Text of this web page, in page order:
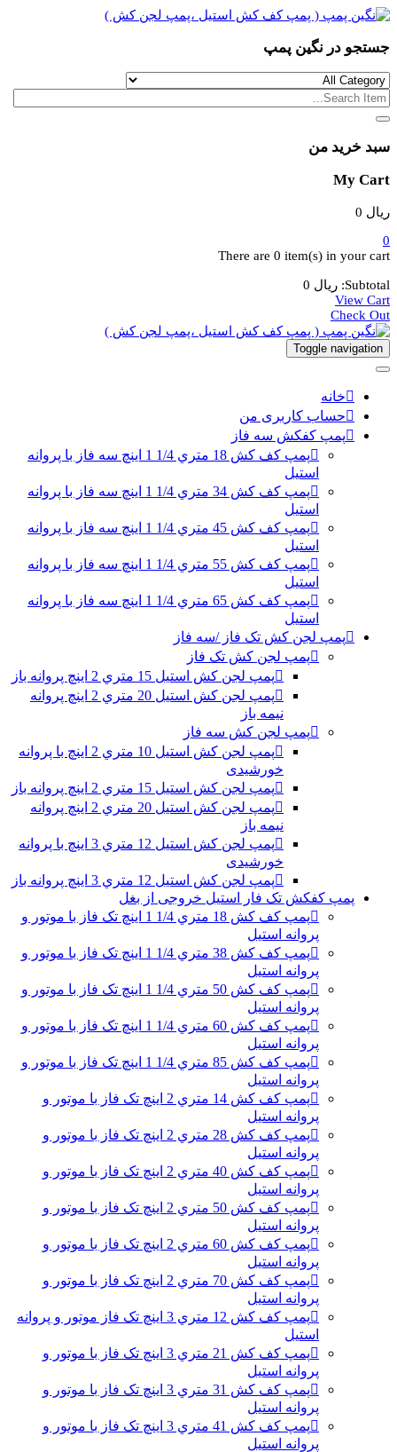
جستجو در نگین پمپ
سبد خرید من
My Cart
ریال
0
There are 0 item(s) in your cart
Subtotal: ریال
View Cart
Check Out
Toggle navigation
خانه
حساب کاربری من
پمپ کفکش سه فاز
پمپ کف کش 18 متري 1/4 1 اینچ سه فاز با پروانه
استیل
پمپ کف کش 34 متري 1/4 1 اینچ سه فاز با پروانه
استیل
پمپ کف کش 45 متري 1/4 1 اینچ سه فاز با پروانه
استیل
پمپ کف کش 55 متري 1/4 1 اینچ سه فاز با پروانه
استیل
پمپ کف کش 65 متري 1/4 1 اینچ سه فاز با پروانه
استیل
پمپ لجن کش تک فاز /سه فاز
پمپ لجن کش تک فاز
پمپ لجن کش استیل 15 متري 2 اینچ پروانه باز
پمپ لجن کش استیل 20 متري 2 اینچ پروانه
نیمه باز
پمپ لجن کش سه فاز
پمپ لجن کش استیل 10 متري 2 اینچ با پروانه
خورشیدی
پمپ لجن کش استیل 15 متري 2 اینچ پروانه باز
پمپ لجن کش استیل 20 متري 2 اینچ پروانه
نیمه باز
پمپ لجن کش استیل 12 متري 3 اینچ با پروانه
خورشیدی
پمپ لجن کش استیل 12 متري 3 اینچ پروانه باز
پمپ کفکش تک فار استیل خروجی از بغل
پمپ کف کش 18 متري 1/4 1 اینچ تک فاز با موتور و
پروانه استیل
پمپ کف کش 38 متري 1/4 1 اینچ تک فاز با موتور و
پروانه استیل
پمپ کف کش 50 متري 1/4 1 اینچ تک فاز با موتور و
پروانه استیل
پمپ کف کش 60 متري 1/4 1 اینچ تک فاز با موتور و
پروانه استیل
پمپ کف کش 85 متري 1/4 1 اینچ تک فاز با موتور و
پروانه استیل
پمپ کف کش 14 متري 2 اینچ تک فاز با موتور و
پروانه استیل
پمپ کف کش 28 متري 2 اینچ تک فاز با موتور و
پروانه استیل
پمپ کف کش 40 متري 2 اینچ تک فاز با موتور و
پروانه استیل
پمپ کف کش 50 متري 2 اینچ تک فاز با موتور و
پروانه استیل
پمپ کف کش 60 متري 2 اینچ تک فاز با موتور و
پروانه استیل
پمپ کف کش 70 متري 2 اینچ تک فاز با موتور و
پروانه استیل
پمپ کف کش 12 متري 3 اینچ تک فاز موتور و پروانه
استیل
پمپ کف کش 21 متري 3 اینچ تک فاز با موتور و
پروانه استیل
پمپ کف کش 31 متري 3 اینچ تک فاز با موتور و
پروانه استیل
پمپ کف کش 41 متري 3 اینچ تک فاز با موتور و
پروانه استیل